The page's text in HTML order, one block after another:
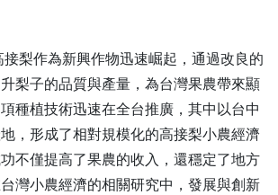
梨作為新興作物迅速崛起，通過改良的
梨子的品質與產量，為台灣果農帶來顯
種植技術迅速在全台推廣，其中以台中
，形成了相對規模化的高接梨小農經濟
不僅提高了果農的收入，還穩定了地方
灣小農經濟的相關研究中，發展與創新